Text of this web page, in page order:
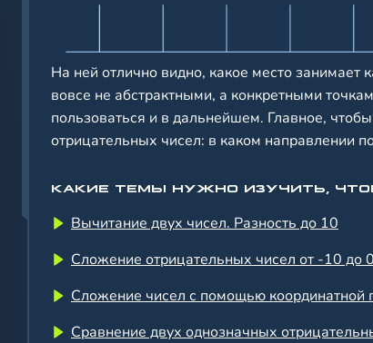
На ней отлично видно, какое место занимает
вовсе не абстрактными, а конкретными
пользоваться и в дальнейшем. Главное,
отрицательных чисел: в каком направлении
КАКИЕ ТЕМЫ НУЖНО ИЗУЧИТЬ,
Вычитание двух чисел. Разность до 10
Сложение отрицательных чисел от -10 до 0
Сложение чисел с помощью координатной
Сравнение двух однозначных